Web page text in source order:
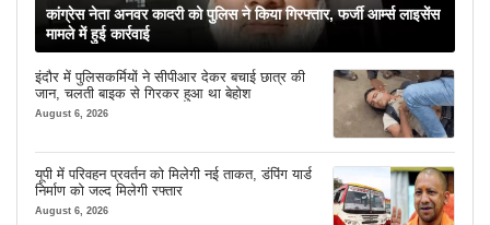
कांग्रेस नेता अनवर कादरी को पुलिस ने किया गिरफ्तार, फर्जी आर्म्स लाइसेंस
मामले में हुई कार्रवाई
इंदौर में पुलिसकर्मियों ने सीपीआर देकर बचाई छात्र की
जान, चलती बाइक से गिरकर हुआ था बेहोश
August 6, 2026
यूपी में परिवहन प्रवर्तन को मिलेगी नई ताकत, डंपिंग यार्ड
निर्माण को जल्द मिलेगी रफ्तार
August 6, 2026